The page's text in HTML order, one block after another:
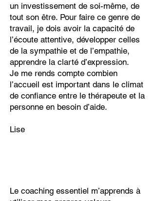
un investissement de soi-même, de
tout son être. Pour faire ce genre de
travail, je dois avoir la capacité de
l’écoute attentive, développer celles
de la sympathie et de l’empathie,
apprendre la clarté d’expression.
Je me rends compte combien
l’accueil est important dans le climat
de confiance entre le thérapeute et la
personne en besoin d’aide.
Lise
Le coaching essentiel m’apprends à